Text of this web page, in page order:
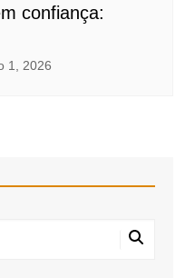
confiança:
1, 2026